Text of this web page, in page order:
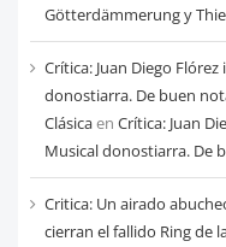
Götterdämmerung y
Crítica: Juan Diego
donostiarra. De buen
Clásicaen Crítica: Juan
Musical donostiarra. De
Critica: Un airado
cierran el fallido Ring de